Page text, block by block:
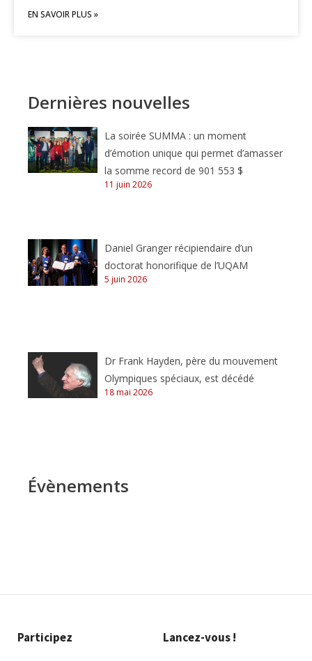
EN SAVOIR PLUS »
Dernières nouvelles
La soirée SUMMA : un moment
d’émotion unique qui permet d’amasser
la somme record de 901 553 $
11 juin 2026
Daniel Granger récipiendaire d’un
doctorat honorifique de l’UQAM
5 juin 2026
Dr Frank Hayden, père du mouvement
Olympiques spéciaux, est décédé
18 mai 2026
Évènements
Participez Lancez-vous !